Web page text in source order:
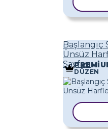
Başlangıç
Ünsüz
Sayfası
DÜZEN